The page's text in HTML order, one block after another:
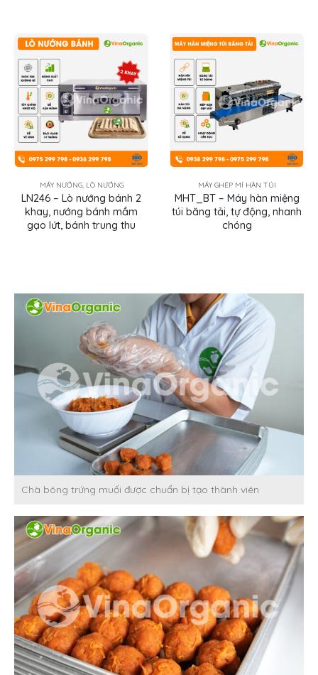
MÁY NƯỚNG, LÒ NƯỚNG
LN246 – Lò nướng bánh 2
khay, nướng bánh mầm
gạo lứt, bánh trung thu
MÁY GHÉP MÍ HÀN TÚI
MHT_BT – Máy hàn miệng
túi băng tải, tự động, nhanh
chóng
Chà bông trứng muối được chuẩn bị tạo thành viên